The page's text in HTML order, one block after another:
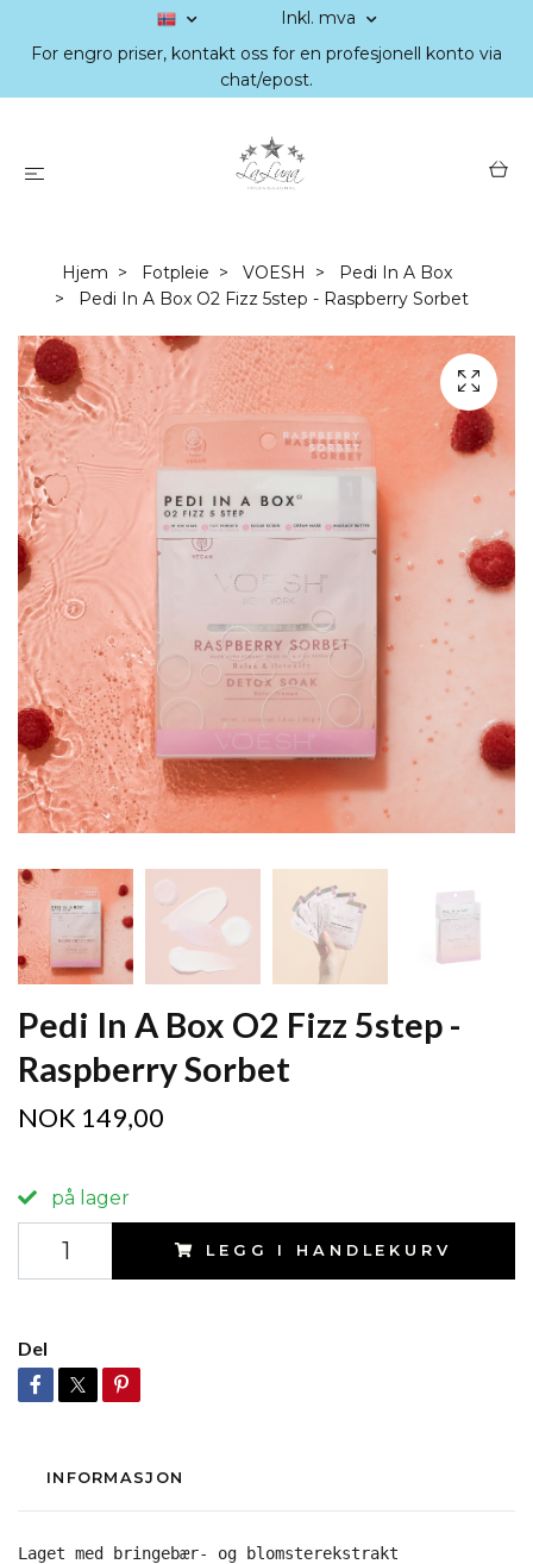
Inkl. mva
For engro priser, kontakt oss for en profesjonell konto via
chat/epost.
Hjem Fotpleie VOESH
Pedi In A Box
Pedi In A Box O2 Fizz 5step - Raspberry Sorbet
Pedi In A Box O2 Fizz 5step -
Raspberry Sorbet
NOK 149,00
på lager
LEGG I HANDLEKURV
Del
INFORMASJON
Laget med bringebær- og blomsterekstrakt